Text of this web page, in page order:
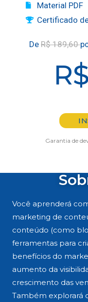
Material PDF
Certificado
De R$ 189,60
Garantia de
Você aprenderá
marketing de
conteúdo (como
ferramentas para
benefícios do
aumento da
crescimento das
Também explorará